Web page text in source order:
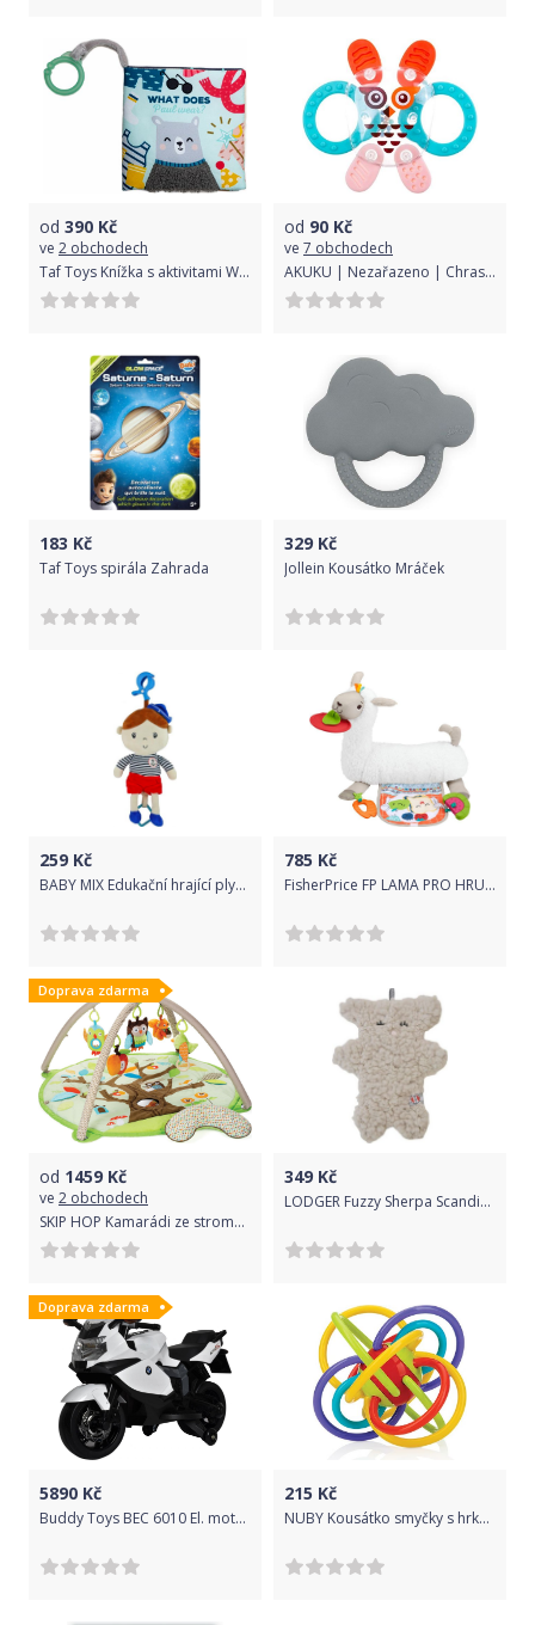
od 390 Kč
ve 2 obchodech
Taf Toys Knížka s aktivitami What Does Paul Wear
od 90 Kč
ve 7 obchodech
AKUKU | Nezařazeno | Chrastítko-kousátko Akuku KOSMO | Multicolor |
183 Kč
Taf Toys spirála Zahrada
329 Kč
Jollein Kousátko Mráček
259 Kč
BABY MIX Edukační hrající plyšová panenka Baby Mix námořník kluk
785 Kč
FisherPrice FP LAMA PRO HRU NA BŘÍŠKU
Doprava zdarma
od 1459 Kč
ve 2 obchodech
SKIP HOP Kamarádi ze stromu - Deka s hrazdou
349 Kč
LODGER Fuzzy Sherpa Scandinavian Dust vel. S
Doprava zdarma
5890 Kč
Buddy Toys BEC 6010 El. moto BMW K1300 - bílá
215 Kč
NUBY Kousátko smyčky s hrkalkou 6m +